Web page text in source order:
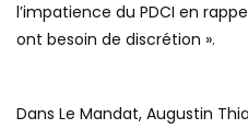
l’impatience du PDCI en
ont besoin de discrétion ».
Dans Le Mandat, Augustin